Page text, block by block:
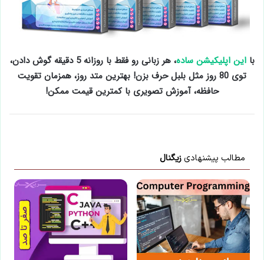
بااین اپلیکیشن ساده
، هر زبانی رو فقط با روزانه 5 دقیقه گوش دادن،
توی 80 روز مثل بلبل حرف بزن! بهترین متد روز، همزمان تقویت
حافظه، آموزش تصویری با کمترین قیمت ممکن!